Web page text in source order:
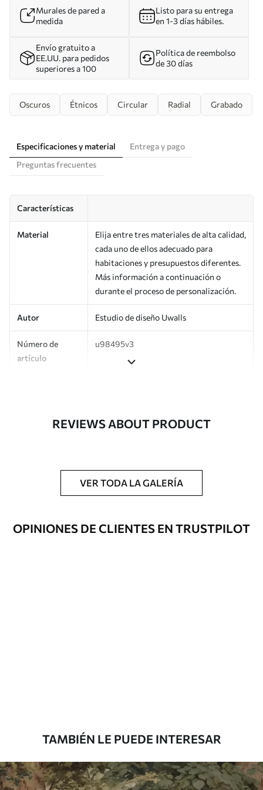
Murales de pared a
medida
Listo para su entrega
en 1-3 días hábiles.
Envío gratuito a
EE.UU. para pedidos
superiores a 100
Política de reembolso
de 30 días
Oscuros Étnicos Circular Radial Grabado
Especificaciones y material
Entrega y pago
Preguntas frecuentes
Características
Material
Elija entre tres materiales de alta calidad,
cada uno de ellos adecuado para
habitaciones y presupuestos diferentes.
Más información a continuación o
durante el proceso de personalización.
Autor Estudio de diseño Uwalls
Número de
artículo
u98495v3
Adicionalmente
Disponible con recubrimiento de barniz
esponja suave. Los murales de pared con
recubrimiento de barniz pueden
Método de
Hasta 360 cm de altura: aplicación sin
12.77$7.66/sq ft
REVIEWS ABOUT PRODUCT
VER TODA LA GALERÍA
OPINIONES DE CLIENTES EN TRUSTPILOT
TAMBIÉN LE PUEDE INTERESAR